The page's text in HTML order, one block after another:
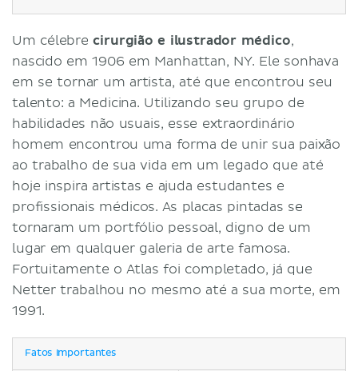
Um célebrecirurgião e ilustrador médico,
nascido em 1906 em Manhattan, NY. Ele sonhava
em se tornar um artista, até que encontrou seu
talento: a Medicina. Utilizando seu grupo de
habilidades não usuais, esse extraordinário
homem encontrou uma forma de unir sua paixão
ao trabalho de sua vida em um legado que até
hoje inspira artistas e ajuda estudantes e
profissionais médicos. As placas pintadas se
tornaram um portfólio pessoal, digno de um
lugar em qualquer galeria de arte famosa.
Fortuitamente o Atlas foi completado, já que
Netter trabalhou no mesmo até a sua morte, em
1991.
Fatos importantes